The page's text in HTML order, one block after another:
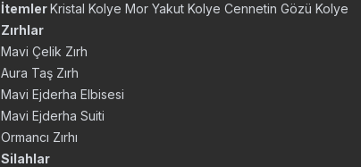
İtemlerKristal Kolye Mor Yakut Kolye Cennetin Gözü Kolye
Zırhlar
Mavi Çelik Zırh
Aura Taş Zırh
Mavi Ejderha Elbisesi
Mavi Ejderha Suiti
Ormancı Zırhı
Silahlar